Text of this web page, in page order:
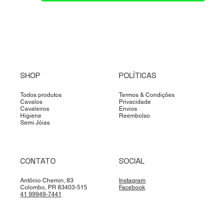
SHOP
Todos produtos
Cavalos
Cavaleiros
Higiene
Semi Jóias
POLÍTICAS
Termos & Condições
Privacidade
Envios
Reembolso
CONTATO
Antônio Chemin, 83
Colombo, PR 83403-515
41 99949-7441
SOCIAL
Instagram
Facebook